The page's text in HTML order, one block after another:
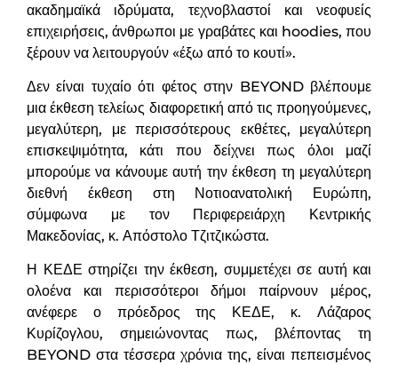
ακαδημαϊκά ιδρύματα, τεχνοβλαστοί και νεοφυείς
επιχειρήσεις, άνθρωποι με γραβάτες και hoodies, που
ξέρουν να λειτουργούν «έξω από το κουτί».
Δεν είναι τυχαίο ότι φέτος στην BEYOND βλέπουμε
μια έκθεση τελείως διαφορετική από τις προηγούμενες,
μεγαλύτερη, με περισσότερους εκθέτες, μεγαλύτερη
επισκεψιμότητα, κάτι που δείχνει πως όλοι μαζί
μπορούμε να κάνουμε αυτή την έκθεση τη μεγαλύτερη
διεθνή έκθεση στη Νοτιοανατολική Ευρώπη,
σύμφωνα με τον Περιφερειάρχη Κεντρικής
Μακεδονίας, κ. Απόστολο Τζιτζικώστα.
Η ΚΕΔΕ στηρίζει την έκθεση, συμμετέχει σε αυτή και
ολοένα και περισσότεροι δήμοι παίρνουν μέρος,
ανέφερε ο πρόεδρος της ΚΕΔΕ, κ. Λάζαρος
Κυρίζογλου, σημειώνοντας πως, βλέποντας τη
BEYOND στα τέσσερα χρόνια της, είναι πεπεισμένος